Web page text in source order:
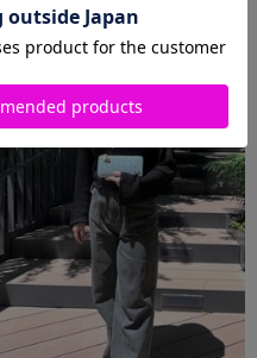
2026.08.07
Samantha Thavasa Petit